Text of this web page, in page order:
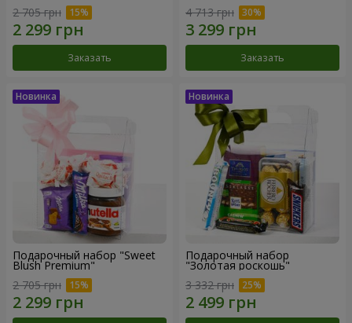
2 705 грн
Заказать
4 713 грн
Заказать
Подарочный набор "Sweet
Blush Premium"
2 705 грн
Подарочный набор
"Золотая роскошь"
3 332 грн